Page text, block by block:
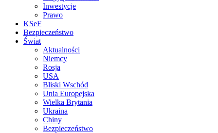
Inwestycje
Prawo
KSeF
Bezpieczeństwo
Świat
Aktualności
Niemcy
Rosja
USA
Bliski Wschód
Unia Europejska
Wielka Brytania
Ukraina
Chiny
Bezpieczeństwo